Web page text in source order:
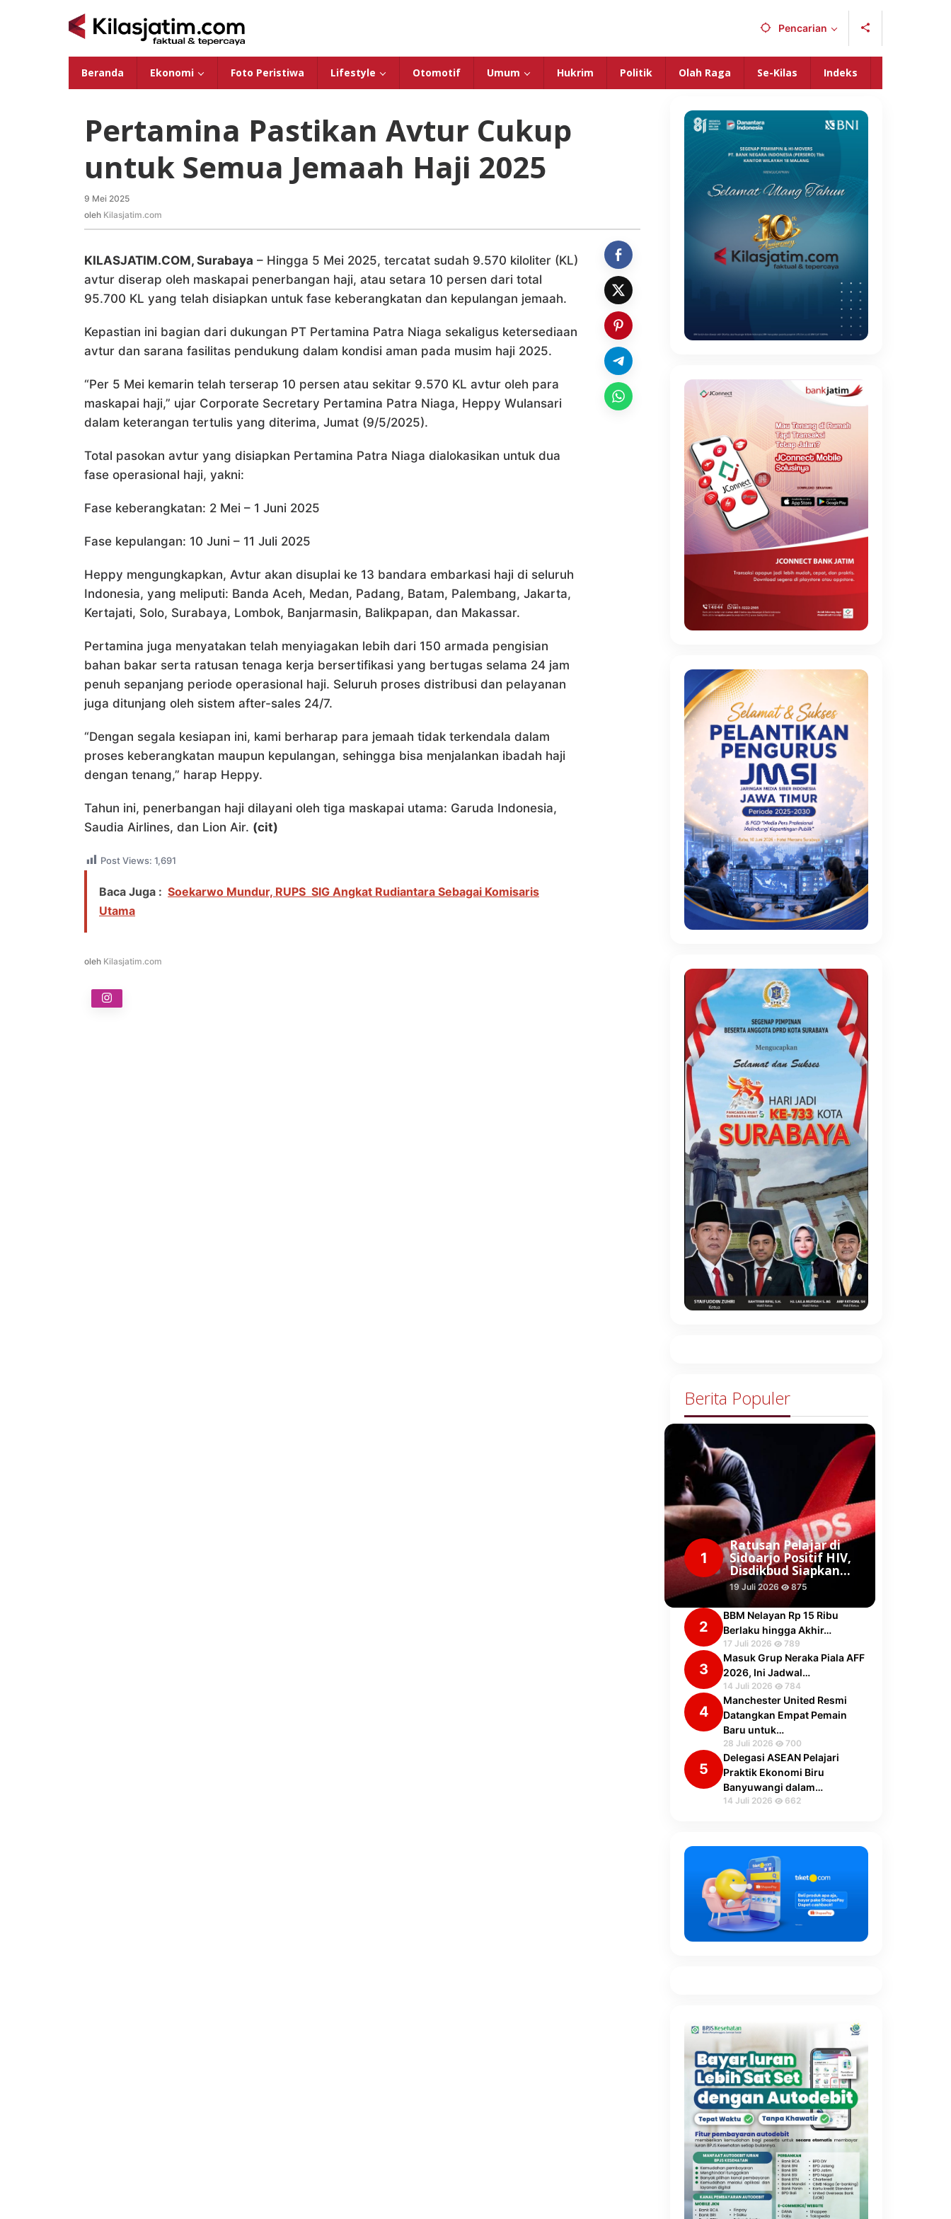
Pencarian
Beranda Ekonomi Foto Peristiwa Lifestyle Otomotif Umum Hukrim Politik Olah Raga Se-Kilas Indeks
Pertamina Pastikan Avtur Cukup
untuk Semua Jemaah Haji 2025
9 Mei 2025
Kilasjatim.com
oleh Kilasjatim.com
KILASJATIM.COM, Surabaya – Hingga 5 Mei 2025, tercatat sudah 9.570 kiloliter (KL)
avtur diserap oleh maskapai penerbangan haji, atau setara 10 persen dari total
95.700 KL yang telah disiapkan untuk fase keberangkatan dan kepulangan jemaah.
Kepastian ini bagian dari dukungan PT Pertamina Patra Niaga sekaligus ketersediaan
avtur dan sarana fasilitas pendukung dalam kondisi aman pada musim haji 2025.
“Per 5 Mei kemarin telah terserap 10 persen atau sekitar 9.570 KL avtur oleh para
maskapai haji,” ujar Corporate Secretary Pertamina Patra Niaga, Heppy Wulansari
dalam keterangan tertulis yang diterima, Jumat (9/5/2025).
Total pasokan avtur yang disiapkan Pertamina Patra Niaga dialokasikan untuk dua
fase operasional haji, yakni:
Fase keberangkatan: 2 Mei – 1 Juni 2025
Fase kepulangan: 10 Juni – 11 Juli 2025
Heppy mengungkapkan, Avtur akan disuplai ke 13 bandara embarkasi haji di seluruh
Indonesia, yang meliputi: Banda Aceh, Medan, Padang, Batam, Palembang, Jakarta,
Kertajati, Solo, Surabaya, Lombok, Banjarmasin, Balikpapan, dan Makassar.
Pertamina juga menyatakan telah menyiagakan lebih dari 150 armada pengisian
bahan bakar serta ratusan tenaga kerja bersertifikasi yang bertugas selama 24 jam
penuh sepanjang periode operasional haji. Seluruh proses distribusi dan pelayanan
juga ditunjang oleh sistem after-sales 24/7.
“Dengan segala kesiapan ini, kami berharap para jemaah tidak terkendala dalam
proses keberangkatan maupun kepulangan, sehingga bisa menjalankan ibadah haji
dengan tenang,” harap Heppy.
Tahun ini, penerbangan haji dilayani oleh tiga maskapai utama: Garuda Indonesia,
Saudia Airlines, dan Lion Air. (cit)
Post Views: 1,691
Baca Juga : Soekarwo Mundur, RUPS SIG Angkat Rudiantara Sebagai Komisaris
Utama
oleh Kilasjatim.com
Berita Populer
1
Ratusan Pelajar di
Sidoarjo Positif HIV,
Disdikbud Siapkan…
19 Juli 2026 875
2
BBM Nelayan Rp 15 Ribu
Berlaku hingga Akhir…
17 Juli 2026 789
3
Masuk Grup Neraka Piala AFF
2026, Ini Jadwal…
14 Juli 2026 784
4
Manchester United Resmi
Datangkan Empat Pemain
Baru untuk…
28 Juli 2026 700
5
Delegasi ASEAN Pelajari
Praktik Ekonomi Biru
Banyuwangi dalam…
14 Juli 2026 662